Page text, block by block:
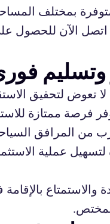
بمختلف
الآن للحصول
لتحقيق
ممتازة
من المرافق
عملية